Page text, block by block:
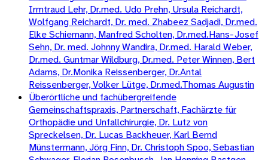
Irmtraud Lehr, Dr.med. Udo Prehn, Ursula Reichardt,
Wolfgang Reichardt, Dr. med. Zhabeez Sadjadi, Dr.med.
Elke Schiemann, Manfred Scholten, Dr.med.Hans-Josef
Sehn, Dr. med. Johnny Wandira, Dr.med. Harald Weber,
Dr.med. Guntmar Wildburg, Dr.med. Peter Winnen, Bert
Adams, Dr.Monika Reissenberger, Dr.Antal
Reissenberger, Volker Lütge, Dr.med.Thomas Augustin
Überörtliche und fachübergreifende
Gemeinschaftspraxis, Partnerschaft, Fachärzte für
Orthopädie und Unfallchirurgie, Dr. Lutz von
Spreckelsen, Dr. Lucas Backheuer, Karl Bernd
Münstermann, Jörg Finn, Dr. Christoph Spoo, Sebastian